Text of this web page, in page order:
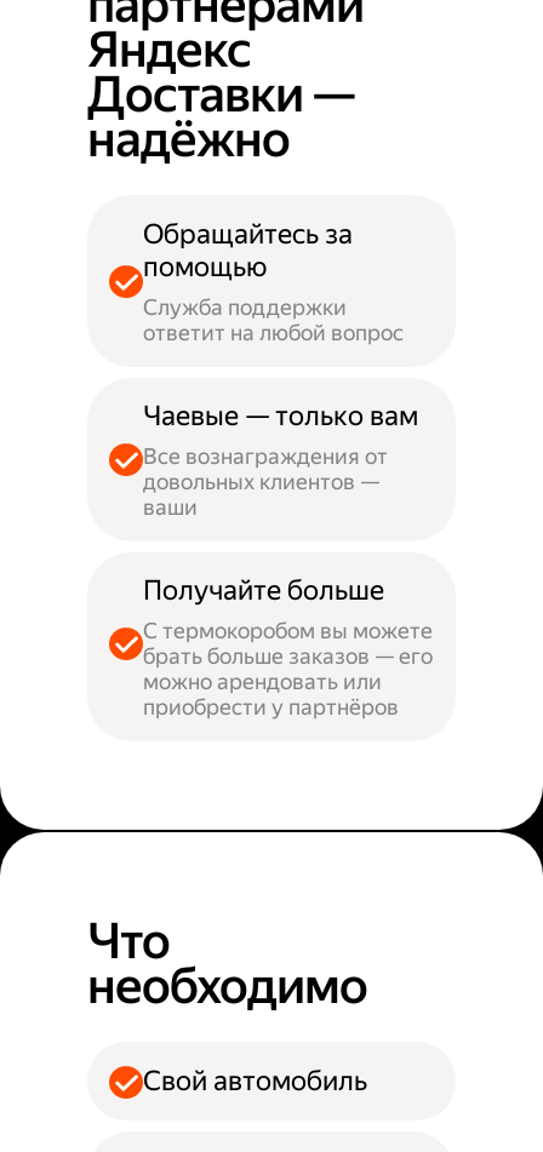
Яндекс
Доставки —
надёжно
Обращайтесь за
помощью
Служба поддержки
ответит на любой вопрос
Чаевые — только вам
Все вознаграждения от
довольных клиентов —
ваши
Получайте больше
С термокоробом вы можете
брать больше заказов — его
можно арендовать или
приобрести у партнёров
Что
необходимо
Свой автомобиль